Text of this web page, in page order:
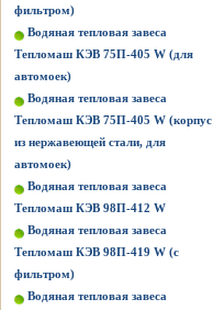
фильтром)
Водяная тепловая завеса
Тепломаш КЭВ 75П-405 W (для
автомоек)
Водяная тепловая завеса
Тепломаш КЭВ 75П-405 W (корпус
из нержавеющей стали, для
автомоек)
Водяная тепловая завеса
Тепломаш КЭВ 98П-412 W
Водяная тепловая завеса
Тепломаш КЭВ 98П-419 W (с
фильтром)
Водяная тепловая завеса